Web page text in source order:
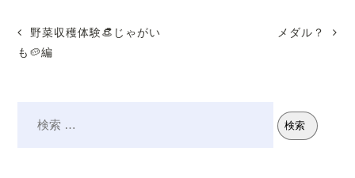
メダル？
野菜収穫体験👒じゃがい
も🥔編